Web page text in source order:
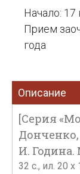
Начало: 17
Прием
года
Описание
[Серия
И. Година.
32 с., ил. 20